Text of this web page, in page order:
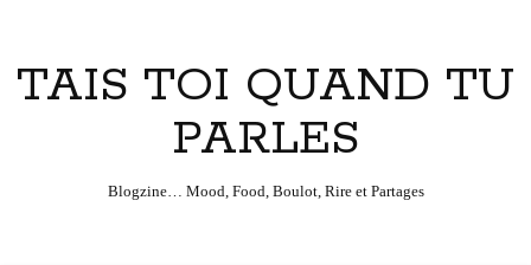
TAIS TOI QUAND TU
PARLES
Blogzine… Mood, Food, Boulot, Rire et Partages